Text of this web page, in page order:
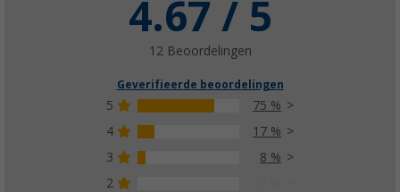
4.67 / 5
12 Beoordelingen
Geverifieerde beoordelingen
5
75 %
4
17 %
3
8 %
2